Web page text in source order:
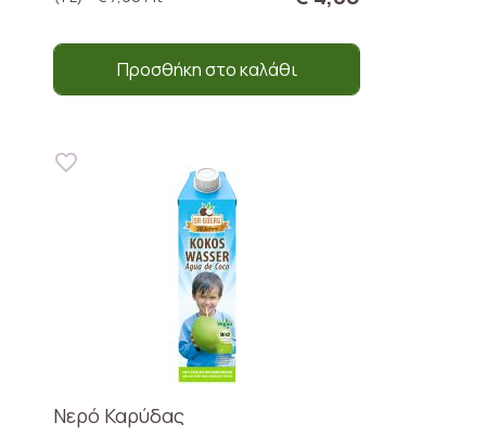
Προσθήκη στο καλάθι
Νερό Καρύδας